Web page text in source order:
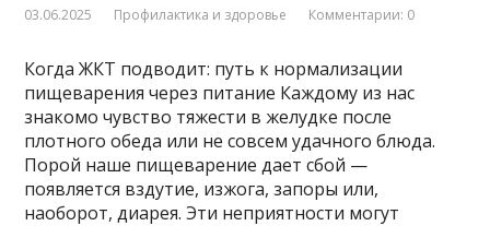
03.06.2025 Профилактика и здоровье Комментарии: 0
Когда ЖКТ подводит: путь к нормализации
пищеварения через питание Каждому из нас
знакомо чувство тяжести в желудке после
плотного обеда или не совсем удачного блюда.
Порой наше пищеварение дает сбой —
появляется вздутие, изжога, запоры или,
наоборот, диарея. Эти неприятности могут